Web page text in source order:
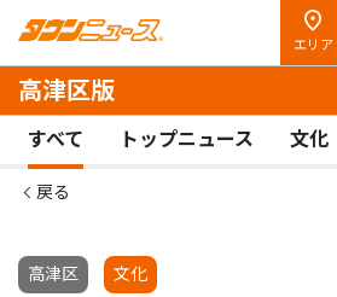
エリア
高津区版
すべて トップニュース 文化
戻る
高津区 文化